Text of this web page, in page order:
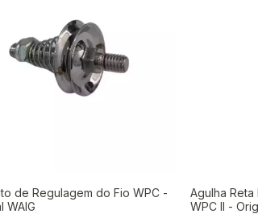
de Regulagem do Fio WPC -
WAIG
Agulha Reta
WPC II -